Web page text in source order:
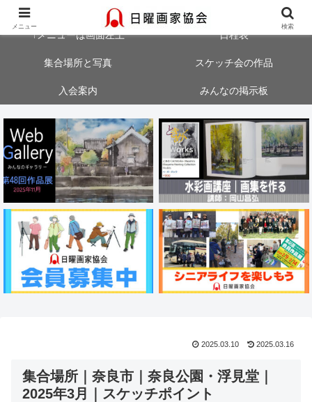
大阪・神戸・奈良・京都でスケッチ会を開催中！気軽にご参加ください
↑メニューは画面左上 日程表
集合場所と写真 スケッチ会の作品
入会案内 みんなの掲示板
2025.03.10 2025.03.16
集合場所｜奈良市｜奈良公園・浮見堂｜
2025年3月｜スケッチポイント
メニュー 検索